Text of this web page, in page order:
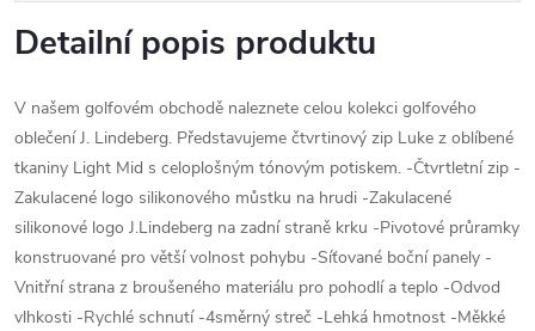
Detailní popis produktu
V našem golfovém obchodě naleznete celou kolekci golfového
oblečení J. Lindeberg. Představujeme čtvrtinový zip Luke z oblíbené
tkaniny Light Mid s celoplošným tónovým potiskem. -Čtvrtletní zip -
Zakulacené logo silikonového můstku na hrudi -Zakulacené
silikonové logo J.Lindeberg na zadní straně krku -Pivotové průramky
konstruované pro větší volnost pohybu -Síťované boční panely -
Vnitřní strana z broušeného materiálu pro pohodlí a teplo -Odvod
vlhkosti -Rychlé schnutí -4směrný streč -Lehká hmotnost -Měkké